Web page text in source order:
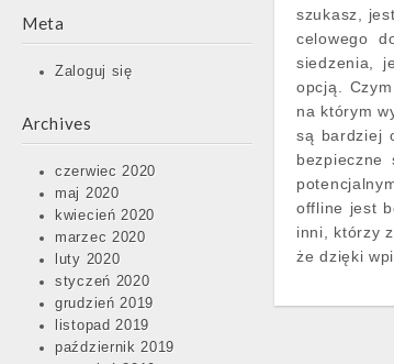
Meta
Zaloguj się
Archives
czerwiec 2020
maj 2020
kwiecień 2020
marzec 2020
luty 2020
styczeń 2020
grudzień 2019
listopad 2019
październik 2019
szukasz,
celowego
siedzenia,
opcją.
na którym
są bardziej
offline jest
inni, którzy
że dzięki